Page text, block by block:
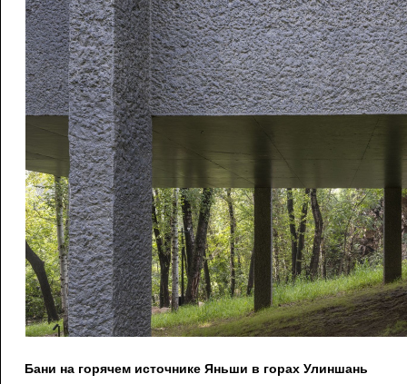
Бани на горячем источнике Яньши в горах Улиншань